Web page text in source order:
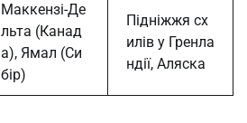
Маккензі-Де
льта (Канад
а), Ямал (Си
бір)
Підніжжя сх
илів у Гренла
ндії, Аляска